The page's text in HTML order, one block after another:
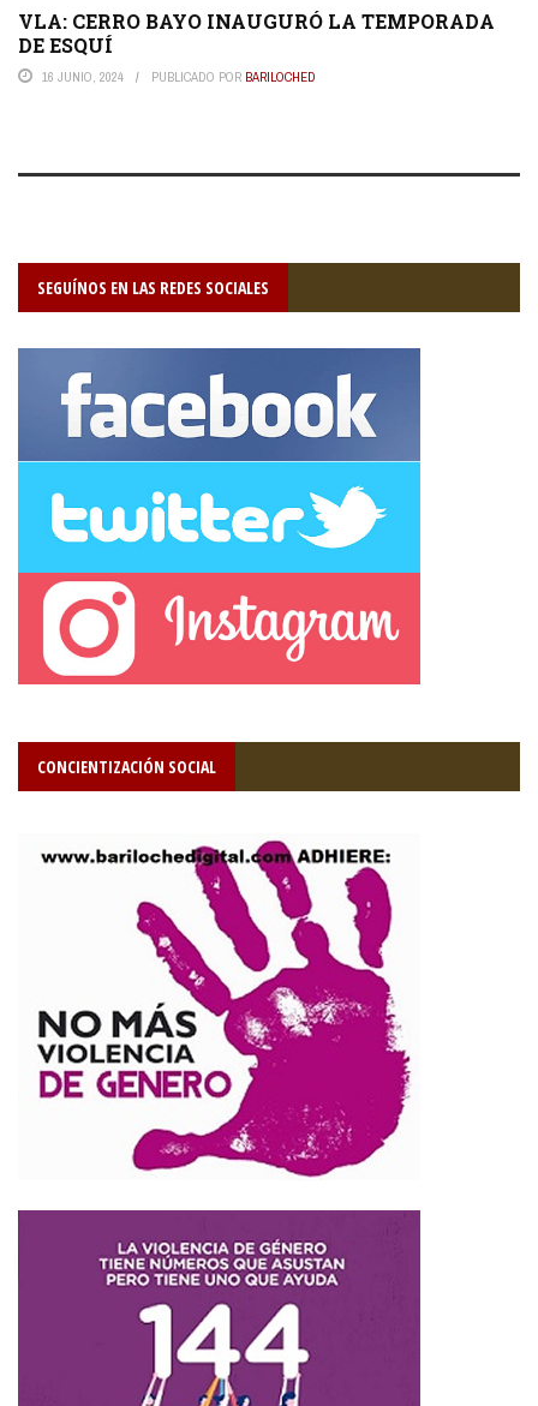
VLA: CERRO BAYO INAUGURÓ LA TEMPORADA
DE ESQUÍ
16 JUNIO, 2024 PUBLICADO POR BARILOCHED
SEGUÍNOS EN LAS REDES SOCIALES
CONCIENTIZACIÓN SOCIAL